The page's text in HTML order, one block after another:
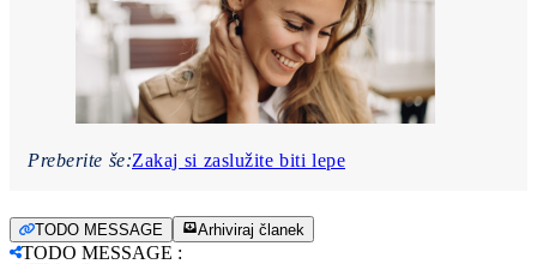
Preberite še:Zakaj si zaslužite biti lepe
TODO MESSAGE Arhiviraj članek
TODO MESSAGE :